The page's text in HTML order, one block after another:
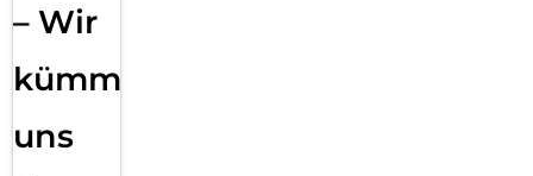
– Wir
kümmern
uns